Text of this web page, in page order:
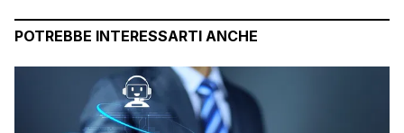
POTREBBE INTERESSARTI ANCHE